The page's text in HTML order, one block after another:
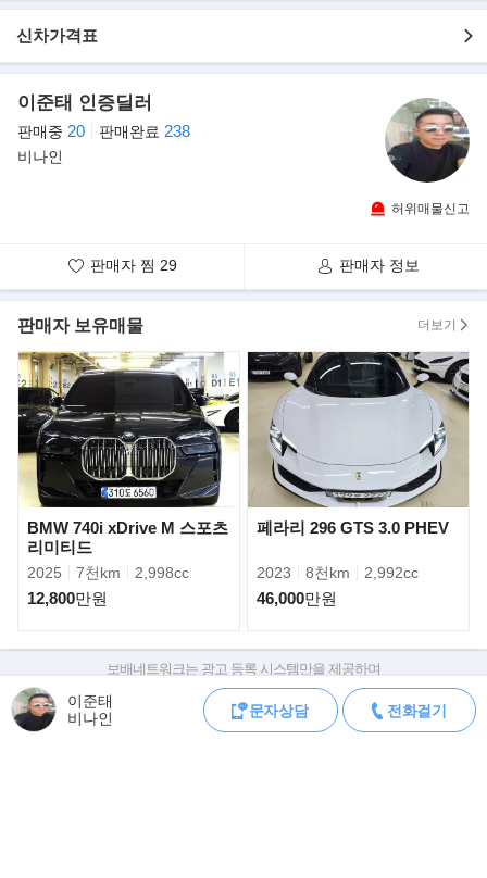
- 완전 순정상태
- 70,000km 실주행
- 깔끔하게 관리된 내,외관 보유
- 순백의 화이트 바디+브라운시트
- 420마력 4.0L V8 고출력 M 퍼포먼스 쿠페
최초로 적용된V8엔진은 M5, M6의 5.0리터 V10엔진의 축소판으로
의식한 결과. BMW 4.0리터 V8엔진은 420마력 출력에
40.8kgm/3,900rpm의 최대토크를 낸다.
RS4 최대토크는43.8kgm/5,500rpm. BMW의 뉴M3가 보다 낮은 영
역에서 높은 토크를 끌어내고 있다.또한,
엔진의 무게도 이전 직렬 6기통 엔진에 비해 경량화 되어 V8엔진 가
운데 세계에서 가장 가벼운 엔진으로
기록되고 있다. BMW의 더블 바노스(Double Vanos) 기술을 통해 넓
은 토크 영역과와 뛰어난 연비를 동시에
구현했다.
신차가격표
이준태 인증딜러
판매중 20 판매완료 238
비나인
허위매물신고
판매자 찜 29 판매자 정보
판매자 보유매물 더보기
BMW 740i xDrive M 스포츠
리미티드
2025 7천km 2,998cc
12,800만원
페라리 296 GTS 3.0 PHEV
2023 8천km 2,992cc
46,000만원
이준태
비나인
문자상담 전화걸기
보배네트워크는 광고 등록 시스템만을 제공하며
판매자가 직접 등록한 내용에 대한 모든 책임은 판매자에게 있습니다.
차량 구매 시 차량등록증, 성능점검기록부, 실제 차량 상태,
차대번호 조회로 직접 정보를 확인하세요.